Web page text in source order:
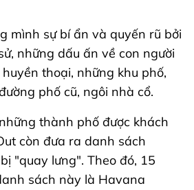
mình sự bí ẩn và quyến rũ bởi
những dấu ấn về con người
thoại, những khu phố,
phố cũ, ngôi nhà cổ.
thành phố được khách
còn đưa ra danh sách
"quay lưng". Theo đó, 15
sách này là Havana